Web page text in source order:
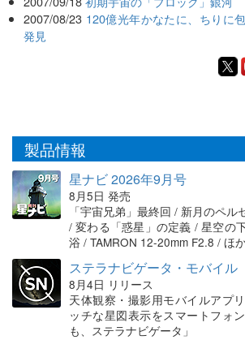
2007/08/23 120億光年かなたに、ちりに
発見
製品情報
星ナビ 2026年9月号
8月5日 発売
「宇宙兄弟」最終回 / 新月のペル
/ 変わる「惑星」の定義 / 星空の
浴 / TAMRON 12-20mm F2.8 / ほ
ステラナビゲータ・モバイル
8月4日 リリース
天体観察・撮影用モバイルアプ
ッチな星図表示をスマートフォ
も、ステラナビゲータ」